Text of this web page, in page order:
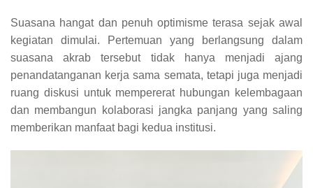
Suasana hangat dan penuh optimisme terasa sejak awal
kegiatan dimulai. Pertemuan yang berlangsung dalam
suasana akrab tersebut tidak hanya menjadi ajang
penandatanganan kerja sama semata, tetapi juga menjadi
ruang diskusi untuk mempererat hubungan kelembagaan
dan membangun kolaborasi jangka panjang yang saling
memberikan manfaat bagi kedua institusi.